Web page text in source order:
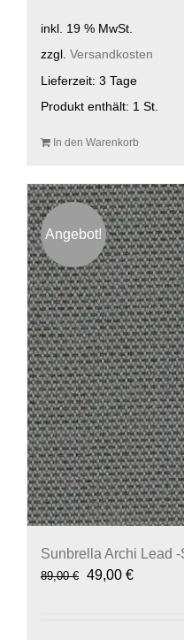
inkl. 19 % MwSt.
zzgl. Versandkosten
Lieferzeit: 3 Tage
Produkt enthält: 1 St.
In den Warenkorb
Angebot!
Sunbrella Archi Lead
89,00€ Ursprünglicher
49,00 €Aktueller